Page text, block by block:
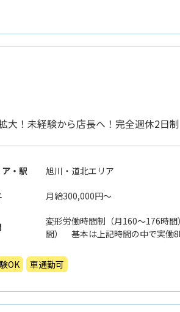
大！未経験から店長へ！完全週休2日
・駅 旭川・道北エリア
月給300,000円〜
変形労働時間制（月160〜176時
間） 基本は上記時間の中で実働
予定とも両立がしやすい環境で
OK 車通勤可